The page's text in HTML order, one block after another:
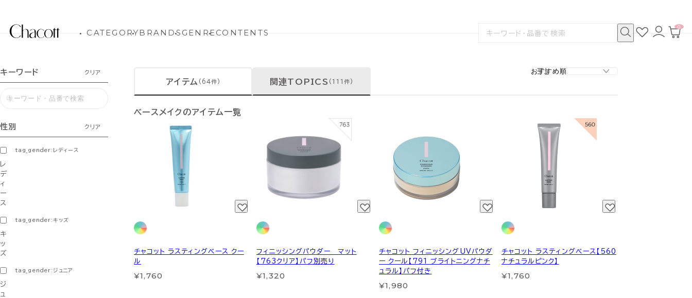
CATEGORYBRANDSGENRECONTENTS
検
お
気
ロ
グ
カ
0
キーワード クリア
性別 クリア
tag_gender:レディース
レ
デ
ィ
ー
ス
tag_gender:キッズ
キ
ッ
ズ
tag_gender:ジュニア
ジ
ュ
アイテム (64件) 関連TOPICS (111件)
ベースメイクのアイテム一覧
チャコット ラスティングベース クー
ル
¥1,760
フィニッシングパウダー マット
【763クリア】パフ別売り
¥1,320
チャコット フィニッシングUVパウダ
ー クール【791 ブライトニングナチ
ュラル】パフ付き
¥1,980
チャコット ラスティングベース【560
ナチュラルピンク】
¥1,760